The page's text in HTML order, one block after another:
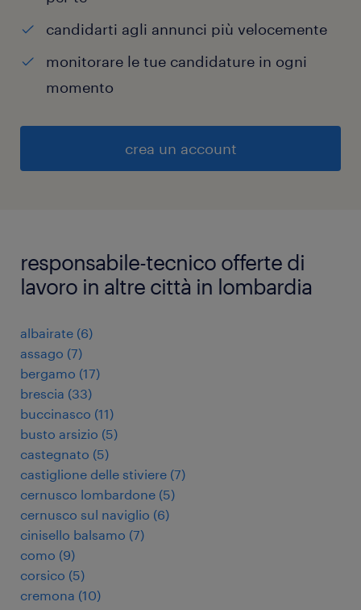
candidarti agli annunci più velocemente
monitorare le tue candidature in ogni
momento
crea un account
responsabile-tecnico offerte di
lavoro in altre città in lombardia
albairate (6)
assago (7)
bergamo (17)
brescia (33)
buccinasco (11)
busto arsizio (5)
castegnato (5)
castiglione delle stiviere (7)
cernusco lombardone (5)
cernusco sul naviglio (6)
cinisello balsamo (7)
como (9)
corsico (5)
cremona (10)